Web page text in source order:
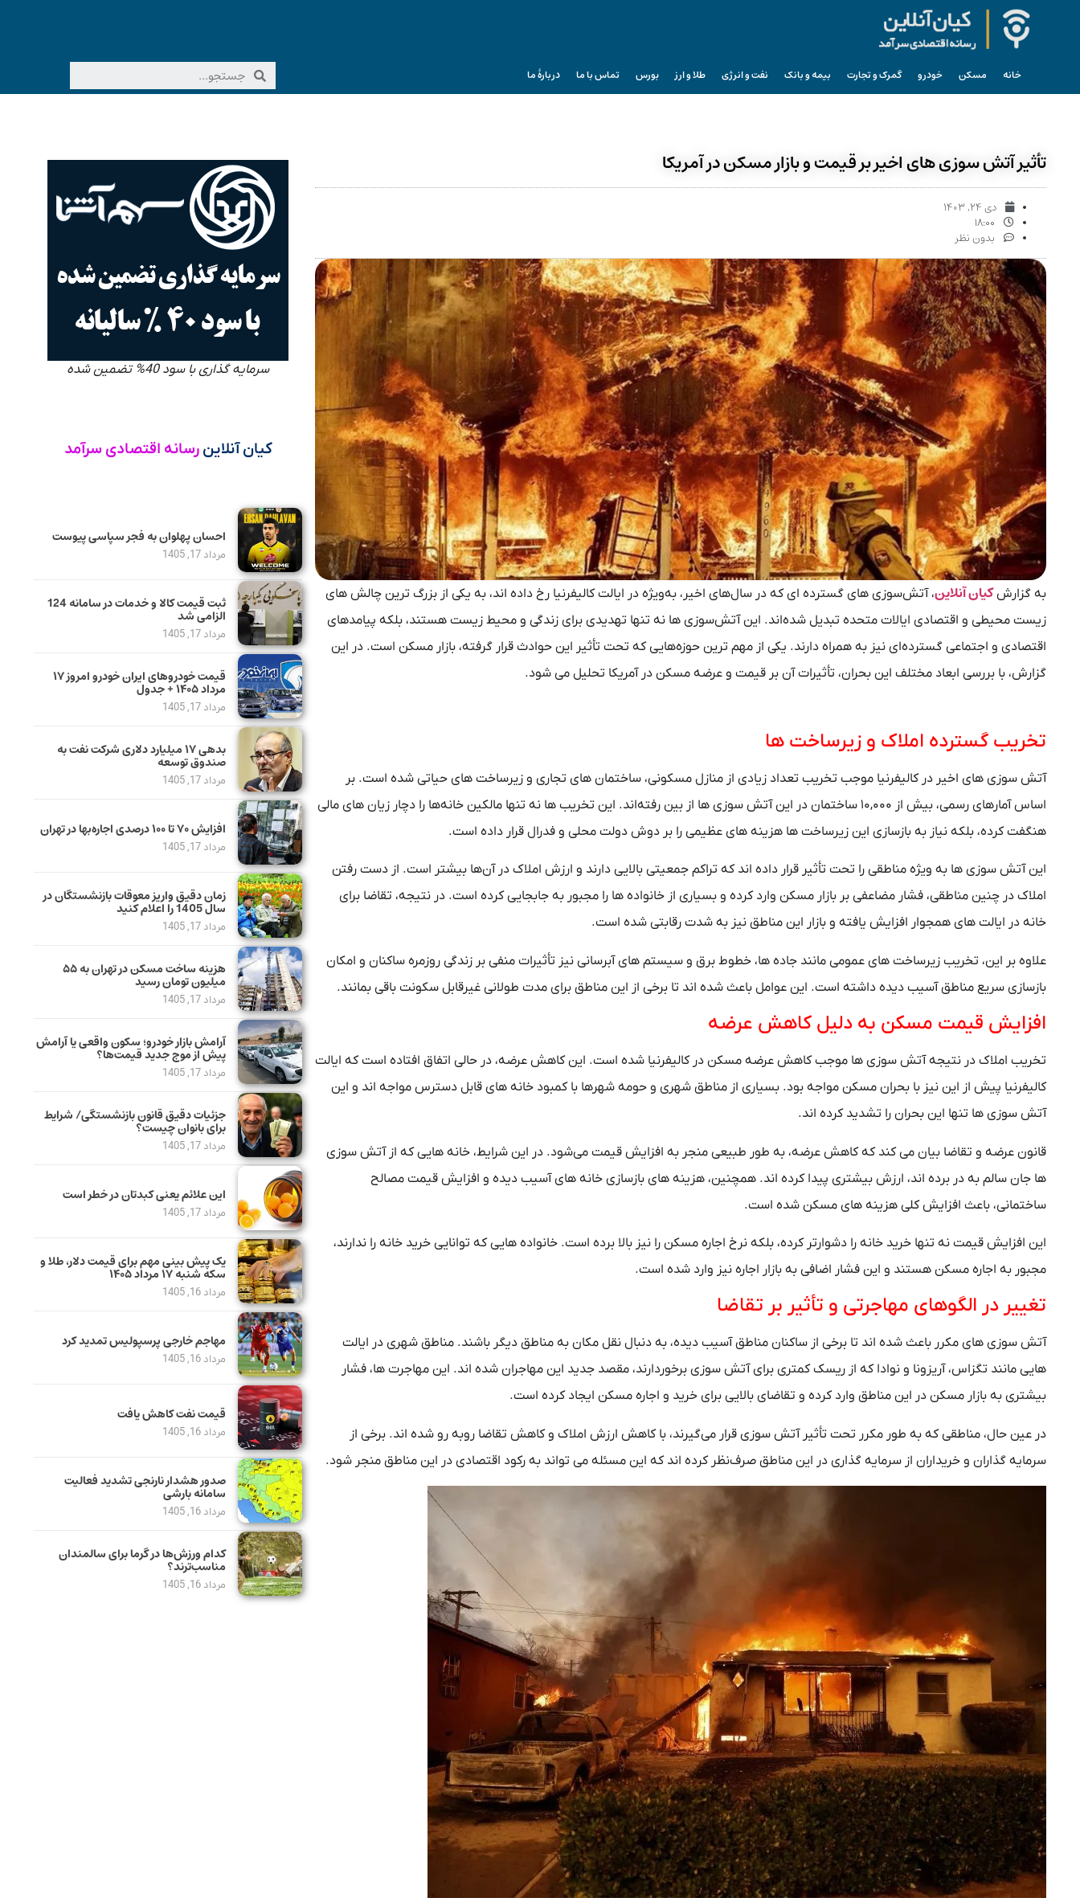
خانه مسکن خودرو گمرک و تجارت بیمه و بانک نفت و انرژی طلا و ارز بورس تماس با ما دربارۀ ما
تأثیر آتش‌ سوزی‌ های اخیر بر قیمت و بازار مسکن در آمریکا
دی ۲۴, ۱۴۰۳
۱۸:۰۰
بدون نظر
به گزارشکیان آنلاین، آتش‌سوزی‌ های گسترده‌ ای که در سال‌های اخیر، به‌ویژه در ایالت کالیفرنیا رخ داده‌ اند، به یکی از بزرگ‌ ترین چالش‌ های
زیست‌ محیطی و اقتصادی ایالات متحده تبدیل شده‌اند. این آتش‌سوزی‌ ها نه تنها تهدیدی برای زندگی و محیط زیست هستند، بلکه پیامدهای
اقتصادی و اجتماعی گسترده‌ای نیز به همراه دارند. یکی از مهم‌ ترین حوزه‌هایی که تحت تأثیر این حوادث قرار گرفته، بازار مسکن است. در این
گزارش، با بررسی ابعاد مختلف این بحران، تأثیرات آن بر قیمت و عرضه مسکن در آمریکا تحلیل می‌ شود.
تخریب گسترده املاک و زیرساخت‌ ها
آتش‌ سوزی‌ های اخیر در کالیفرنیا موجب تخریب تعداد زیادی از منازل مسکونی، ساختمان‌ های تجاری و زیرساخت‌ های حیاتی شده است. بر
اساس آمارهای رسمی، بیش از ۱۰,۰۰۰ ساختمان در این آتش‌ سوزی‌ ها از بین رفته‌اند. این تخریب‌ ها نه تنها مالکین خانه‌ها را دچار زیان‌ های مالی
هنگفت کرده، بلکه نیاز به بازسازی این زیرساخت‌ ها هزینه‌ های عظیمی را بر دوش دولت محلی و فدرال قرار داده است.
این آتش‌ سوزی‌ ها به ویژه مناطقی را تحت تأثیر قرار داده‌ اند که تراکم جمعیتی بالایی دارند و ارزش املاک در آن‌ها بیشتر است. از دست رفتن
املاک در چنین مناطقی، فشار مضاعفی بر بازار مسکن وارد کرده و بسیاری از خانواده‌ ها را مجبور به جابجایی کرده است. در نتیجه، تقاضا برای
خانه در ایالت‌ های همجوار افزایش یافته و بازار این مناطق نیز به شدت رقابتی شده است.
علاوه بر این، تخریب زیرساخت‌ های عمومی مانند جاده‌ ها، خطوط برق و سیستم‌ های آبرسانی نیز تأثیرات منفی بر زندگی روزمره ساکنان و امکان
بازسازی سریع مناطق آسیب‌ دیده داشته است. این عوامل باعث شده‌ اند تا برخی از این مناطق برای مدت طولانی غیرقابل سکونت باقی بمانند.
افزایش قیمت مسکن به دلیل کاهش عرضه
تخریب املاک در نتیجه آتش‌ سوزی‌ ها موجب کاهش عرضه مسکن در کالیفرنیا شده است. این کاهش عرضه، در حالی اتفاق افتاده است که ایالت
کالیفرنیا پیش از این نیز با بحران مسکن مواجه بود. بسیاری از مناطق شهری و حومه شهرها با کمبود خانه‌ های قابل دسترس مواجه‌ اند و این
آتش‌ سوزی‌ ها تنها این بحران را تشدید کرده‌ اند.
قانون عرضه و تقاضا بیان می‌ کند که کاهش عرضه، به‌ طور طبیعی منجر به افزایش قیمت می‌شود. در این شرایط، خانه‌ هایی که از آتش‌ سوزی‌
ها جان سالم به در برده‌ اند، ارزش بیشتری پیدا کرده‌ اند. همچنین، هزینه‌ های بازسازی خانه‌ های آسیب‌ دیده و افزایش قیمت مصالح
ساختمانی، باعث افزایش کلی هزینه‌ های مسکن شده است.
این افزایش قیمت نه تنها خرید خانه را دشوارتر کرده، بلکه نرخ اجاره مسکن را نیز بالا برده است. خانواده‌ هایی که توانایی خرید خانه را ندارند،
مجبور به اجاره مسکن هستند و این فشار اضافی به بازار اجاره نیز وارد شده است.
تغییر در الگوهای مهاجرتی و تأثیر بر تقاضا
آتش‌ سوزی‌ های مکرر باعث شده‌ اند تا برخی از ساکنان مناطق آسیب‌ دیده، به دنبال نقل مکان به مناطق دیگر باشند. مناطق شهری در ایالت‌
هایی مانند تگزاس، آریزونا و نوادا که از ریسک کمتری برای آتش‌ سوزی برخوردارند، مقصد جدید این مهاجران شده‌ اند. این مهاجرت‌ ها، فشار
بیشتری به بازار مسکن در این مناطق وارد کرده و تقاضای بالایی برای خرید و اجاره مسکن ایجاد کرده است.
در عین حال، مناطقی که به‌ طور مکرر تحت تأثیر آتش‌ سوزی قرار می‌گیرند، با کاهش ارزش املاک و کاهش تقاضا روبه‌ رو شده‌ اند. برخی از
سرمایه‌ گذاران و خریداران از سرمایه‌ گذاری در این مناطق صرف‌نظر کرده‌ اند که این مسئله می‌ تواند به رکود اقتصادی در این مناطق منجر شود.
سرمایه گذاری با سود 40% تضمین شده
کیان آنلاین رسانه اقتصادی سرآمد
احسان پهلوان به فجر سپاسی پیوست
مرداد 17, 1405
ثبت قیمت کالا و خدمات در سامانه 124
الزامی شد
مرداد 17, 1405
قیمت خودرو‌های ایران خودرو امروز ۱۷
مرداد ۱۴۰۵ + جدول
مرداد 17, 1405
بدهی ١٧ میلیارد دلاری شرکت نفت به
صندوق توسعه
مرداد 17, 1405
افزایش ۷۰ تا ۱۰۰ درصدی اجاره‌بها در تهران
مرداد 17, 1405
زمان دقیق واریز معوقات بازنشستگان در
سال 1405 را اعلام کنید
مرداد 17, 1405
هزینه ساخت مسکن در تهران به ۵۵
میلیون تومان رسید
مرداد 17, 1405
آرامش بازار خودرو؛ سکون واقعی یا آرامش
پیش از موج جدید قیمت‌ها؟
مرداد 17, 1405
جزئیات دقیق قانون بازنشستگی/ شرایط
برای بانوان چیست؟
مرداد 17, 1405
این علائم یعنی کبدتان در خطر است
مرداد 17, 1405
یک پیش ‌بینی مهم برای قیمت دلار، طلا و
سکه شنبه ۱۷ مرداد ۱۴۰۵
مرداد 16, 1405
مهاجم خارجی پرسپولیس تمدید کرد
مرداد 16, 1405
قیمت نفت کاهش یافت
مرداد 16, 1405
صدور هشدار نارنجی تشدید فعالیت
سامانه بارشی
مرداد 16, 1405
کدام ورزش‌ها در گرما برای سالمندان
مناسب‌ترند؟
مرداد 16, 1405